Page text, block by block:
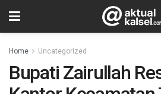
Home Uncategorized
Bupati Zairullah